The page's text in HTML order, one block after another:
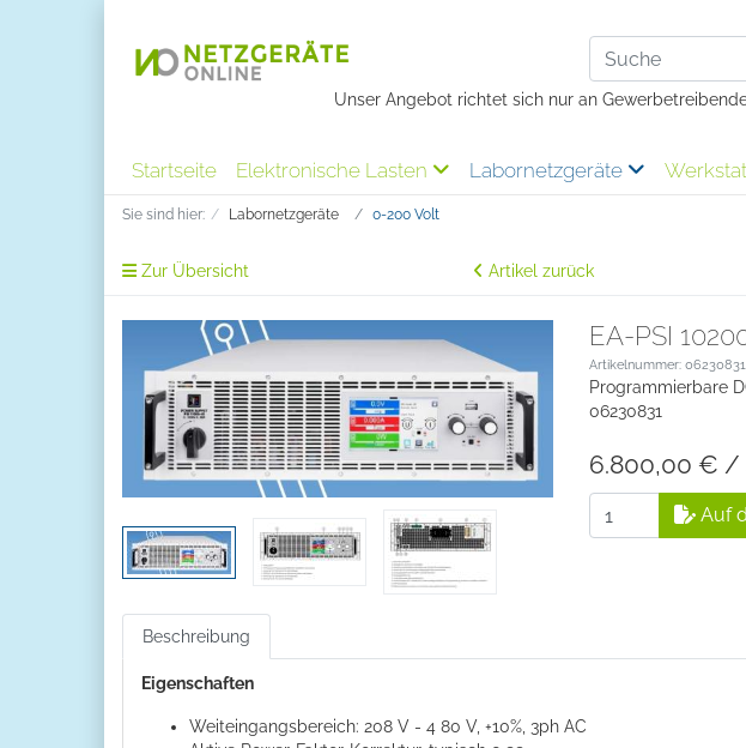
Unser Angebot richtet sich nur an
Startseite Elektronische Lasten Labornetzgeräte
Sie sind hier: Labornetzgeräte 0-200 Volt
Zur Übersicht Artikel zurück
EA-PSI
Artikelnummer: 06230831
Programmierbare
06230831
6.800,00 € /
Auf
Beschreibung
Eigenschaften
Weiteingangsbereich: 208 V - 4 80 V, +10%, 3ph AC